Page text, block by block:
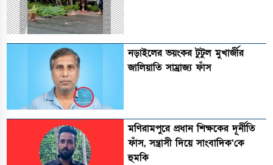
নড়াইলের ভয়ংকর টুটুল মুখার্জীর
জালিয়াতি সাম্রাজ্য ফাঁস
মণিরামপুরে প্রধান শিক্ষকের দূর্নীতি
ফাঁস, সন্ত্রাসী দিয়ে সাংবাদিক’কে
হুমকি